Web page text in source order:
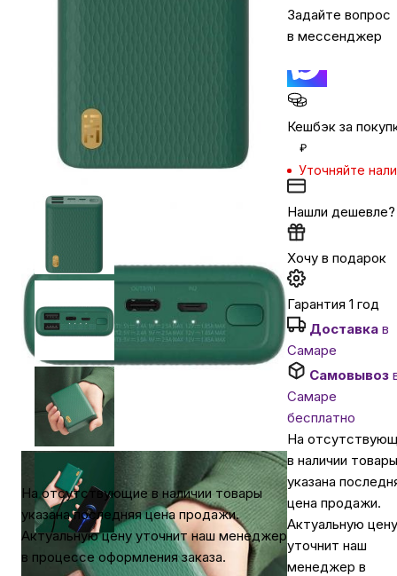
Для домашних питомцев
Умный дом и безопасность
Автомобильные аксессуары
Сервисный центр Apple в Самаре
Подарочные сертификаты
На отсутствующие в наличии товары
указана последняя цена продажи.
Актуальную цену уточнит наш менеджер
в процессе оформления заказа.
Задайте вопрос
в мессенджер
Кешбэк за
₽
Уточняйте
Нашли дешевле?
Хочу в подарок
Гарантия 1 год
Доставка в
Самаре
Самовывоз
Самаре
бесплатно
На
в наличии товары
указана
цена продажи.
Актуальную цену
уточнит наш
менеджер в